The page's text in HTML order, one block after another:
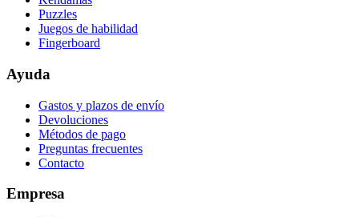
Puzzles
Juegos de habilidad
Fingerboard
Ayuda
Gastos y plazos de envío
Devoluciones
Métodos de pago
Preguntas frecuentes
Contacto
Empresa